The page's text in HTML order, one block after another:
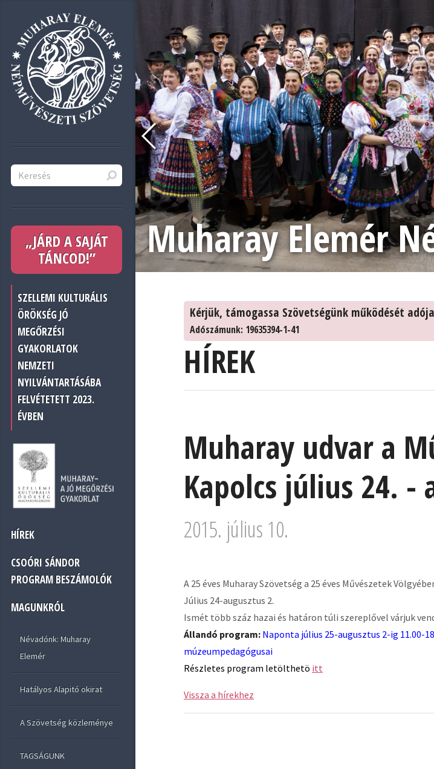
Muharay Elemér
Kérjük, támogassa Szövetségünk működését
Adószámunk: 19635394-1-41
HÍREK
Muharay udvar a
Kapolcs július 24. -
2015. július 10.
A 25 éves Muharay Szövetség a 25 éves Művészetek
Július 24-augusztus 2.
Ismét több száz hazai és határon túli szereplővel várjuk
Állandó program: Naponta július 25-augusztus 2-ig 11.00-
múzeumpedagógusai
Részletes program letölthetö itt
Vissza a hírekhez
„JÁRD A SAJÁT
TÁNCOD!”
SZELLEMI KULTURÁLIS
ÖRÖKSÉG JÓ
MEGŐRZÉSI
GYAKORLATOK
NEMZETI
NYILVÁNTARTÁSÁBA
FELVÉTETETT 2023.
ÉVBEN
HÍREK
CSOÓRI SÁNDOR
PROGRAM BESZÁMOLÓK
MAGUNKRÓL
Névadónk: Muharay
Elemér
Hatályos Alapitó okirat
A Szövetség közleménye
TAGSÁGUNK